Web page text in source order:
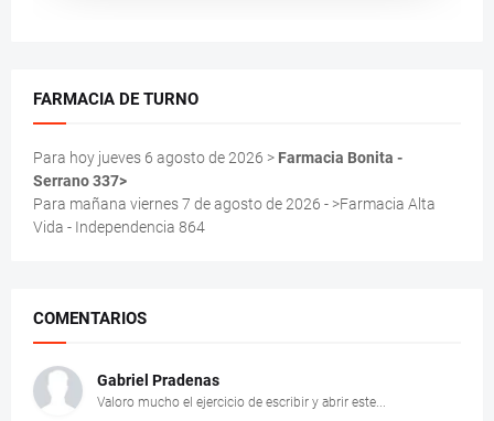
FARMACIA DE TURNO
Para hoy jueves 6 agosto de 2026 > Farmacia Bonita -
Serrano 337>
Para mañana viernes 7 de agosto de 2026 - >Farmacia Alta
Vida - Independencia 864
COMENTARIOS
Gabriel Pradenas
Valoro mucho el ejercicio de escribir y abrir este...